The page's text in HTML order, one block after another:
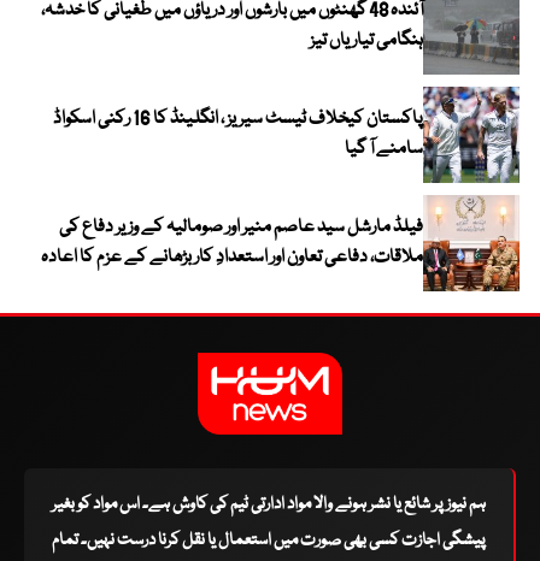
آئندہ 48 گھنٹوں میں بارشوں اور دریاؤں میں طغیانی کا خدشہ،
ہنگامی تیاریاں تیز
پاکستان کیخلاف ٹیسٹ سیریز ، انگلینڈ کا 16 رکنی اسکواڈ
سامنے آ گیا
فیلڈ مارشل سید عاصم منیر اور صومالیہ کے وزیر دفاع کی
ملاقات، دفاعی تعاون اور استعدادِ کار بڑھانے کے عزم کا اعادہ
ہم نیوز پر شائع یا نشر ہونے والا مواد ادارتی ٹیم کی کاوش ہے۔ اس مواد کو بغیر
پیشگی اجازت کسی بھی صورت میں استعمال یا نقل کرنا درست نہیں۔ تمام